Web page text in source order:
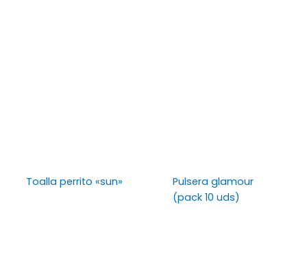
Toalla perrito «sun»
Pulsera glamour
(pack 10 uds)